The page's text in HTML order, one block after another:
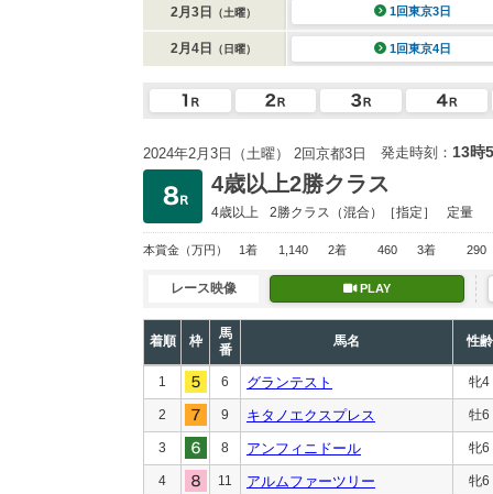
2月3日 （土曜） 1回東京3日
2月4日 （日曜） 1回東京4日
2024年2月3日（土曜） 2回京都3日 発走時刻： 13時
4歳以上2勝クラス
4歳以上 2勝クラス （混合）［指定］ 定量
本賞金 （万円） 1着 1,140 2着 460 3着 290
レース映像 PLAY
着順 枠
馬
番
馬名 性齢
1 6 グランテスト 牝4
2 9 キタノエクスプレス 牡6
3 8 アンフィニドール 牝6
4 11 アルムファーツリー 牝6